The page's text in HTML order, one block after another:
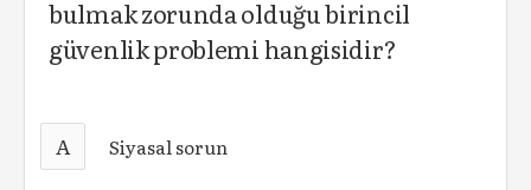
bulmak zorunda olduğu birincil
güvenlik problemi hangisidir?
A Siyasal sorun